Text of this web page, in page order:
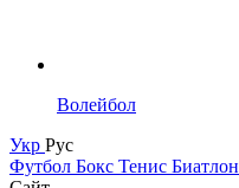
Волейбол
Укр Рус
Футбол Бокс Тенис Биатлон